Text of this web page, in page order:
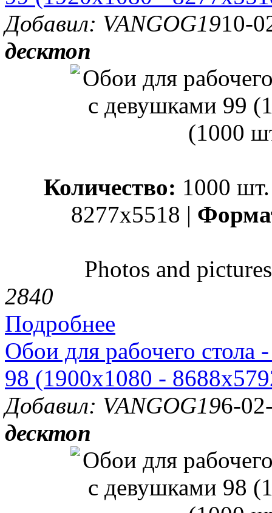
Добавил: VANGOG1910-
десктоп
Количество: 1000
8277x5518 |
Photos and
2840
Подробнее
Обои для рабочего
98 (1900x1080 -
Добавил: VANGOG196-
десктоп